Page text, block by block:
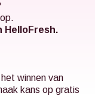
HelloFresh.
winnen van
kans op gratis